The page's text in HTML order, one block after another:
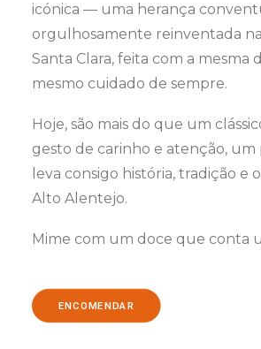
icónica — uma herança
orgulhosamente reinventada
Santa Clara, feita com a mesma
mesmo cuidado de sempre.
Hoje, são mais do que um
gesto de carinho e atenção,
leva consigo história, tradição e
Alto Alentejo.
Mime com um doce que conta
ENCOMENDAR